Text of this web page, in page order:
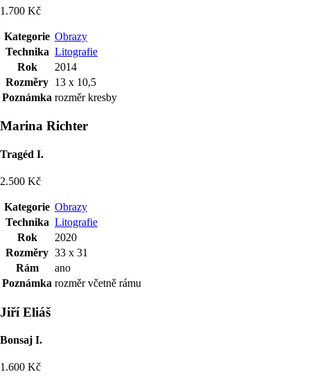
1.700 Kč
Kategorie Obrazy
Technika Litografie
Rok
2014
Rozměry 13 x 10,5
Poznámka rozměr kresby
Marina Richter
Tragéd I.
2.500 Kč
Kategorie Obrazy
Technika Litografie
Rok
2020
Rozměry 33 x 31
Rám
ano
Poznámka rozměr včetně rámu
Jiří Eliáš
Bonsaj I.
1.600 Kč